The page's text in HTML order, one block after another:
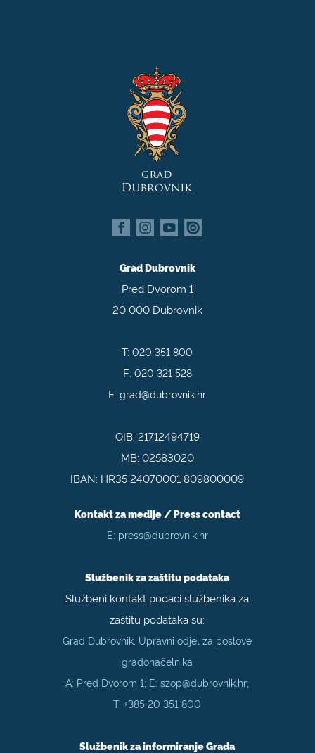
Grad Dubrovnik
Pred Dvorom 1
20 000 Dubrovnik
T:020 351 800
F: 020 321 528
E:grad@dubrovnik.hr
OIB: 21712494719
MB: 02583020
IBAN: HR35 24070001 809800009
Kontakt za medije / Press contact
E: press@dubrovnik.hr
Službenik za zaštitu podataka
Službeni kontakt podaci službenika za
zaštitu podataka su:
Grad Dubrovnik, Upravni odjel za poslove
gradonačelnika
A: Pred Dvorom 1; E:szop@dubrovnik.hr;
T:+385 20 351 800
Službenik za informiranje Grada